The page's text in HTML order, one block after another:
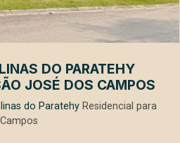
DO PARATEHY
JOSÉ DOS CAMPOS
do Paratehy Residencial para